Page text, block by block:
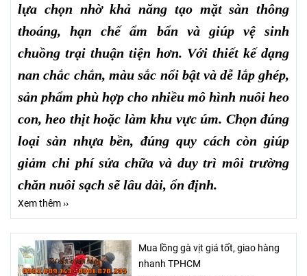
lựa chọn nhờ khả năng tạo mặt sàn thông
thoáng, hạn chế ẩm bẩn và giúp vệ sinh
chuồng trại thuận tiện hơn. Với thiết kế dạng
nan chắc chắn, màu sắc nổi bật và dễ lắp ghép,
sản phẩm phù hợp cho nhiều mô hình nuôi heo
con, heo thịt hoặc làm khu vực úm. Chọn đúng
loại sàn nhựa bền, đúng quy cách còn giúp
giảm chi phí sửa chữa và duy trì môi trường
chăn nuôi sạch sẽ lâu dài, ổn định.
Xem thêm ››
Mua lồng gà vịt giá tốt, giao hàng
nhanh TPHCM